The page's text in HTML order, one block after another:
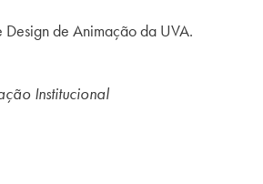
de Animação da UVA.
Institucional